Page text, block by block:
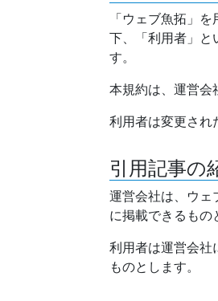
「ウェブ魚拓」
下、「利用者」と
す。
本規約は、運営会
利用者は変更され
引用記事の
運営会社は、ウェ
に掲載できるもの
利用者は運営会社
ものとします。